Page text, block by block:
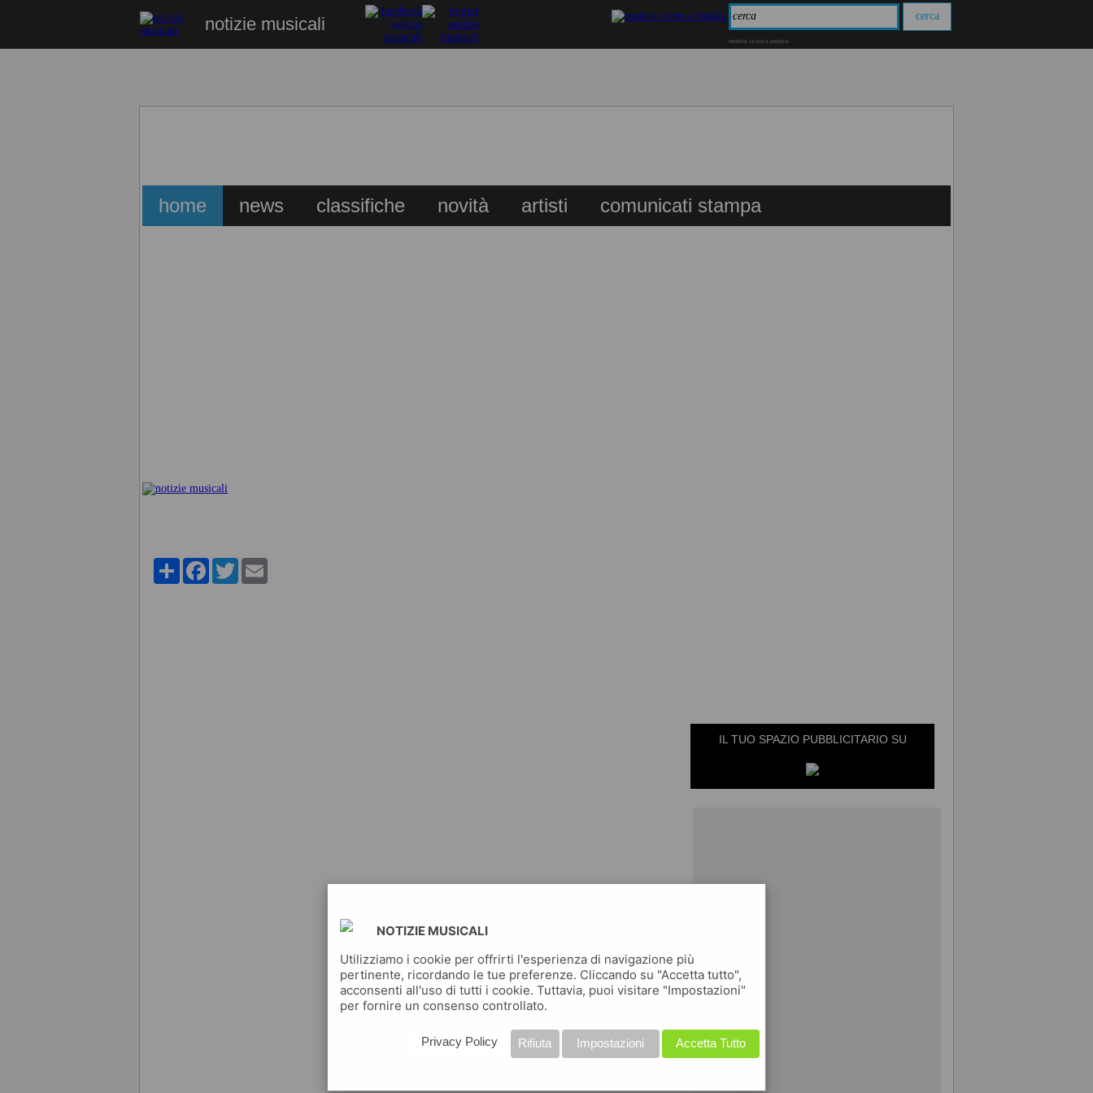
notizie musicali
motore ricerca musica
home news classifiche novità artisti comunicati stampa
Share FacebookTwitter
IL TUO SPAZIO PUBBLICITARIO SU
NOTIZIE MUSICALI
Utilizziamo i cookie per offrirti l'esperienza di navigazione più
pertinente, ricordando le tue preferenze. Cliccando su "Accetta tutto",
acconsenti all'uso di tutti i cookie. Tuttavia, puoi visitare "Impostazioni"
per fornire un consenso controllato.
Accetta Tutto
Impostazioni
Rifiuta
Privacy Policy